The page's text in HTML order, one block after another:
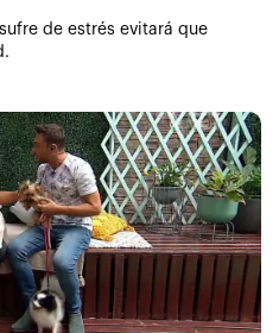
de estrés evitará que